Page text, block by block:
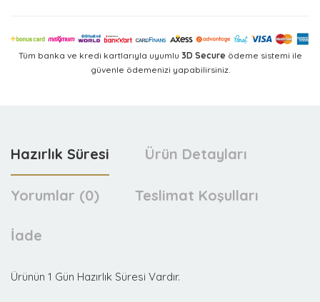
Tüm banka ve kredi kartlarıyla uyumlu 3D Secure ödeme sistemi ile
güvenle ödemenizi yapabilirsiniz.
Hazırlık Süresi Ürün Detayları
Yorumlar (0) Teslimat Koşulları
İade
Ürünün 1 Gün Hazırlık Süresi Vardır.